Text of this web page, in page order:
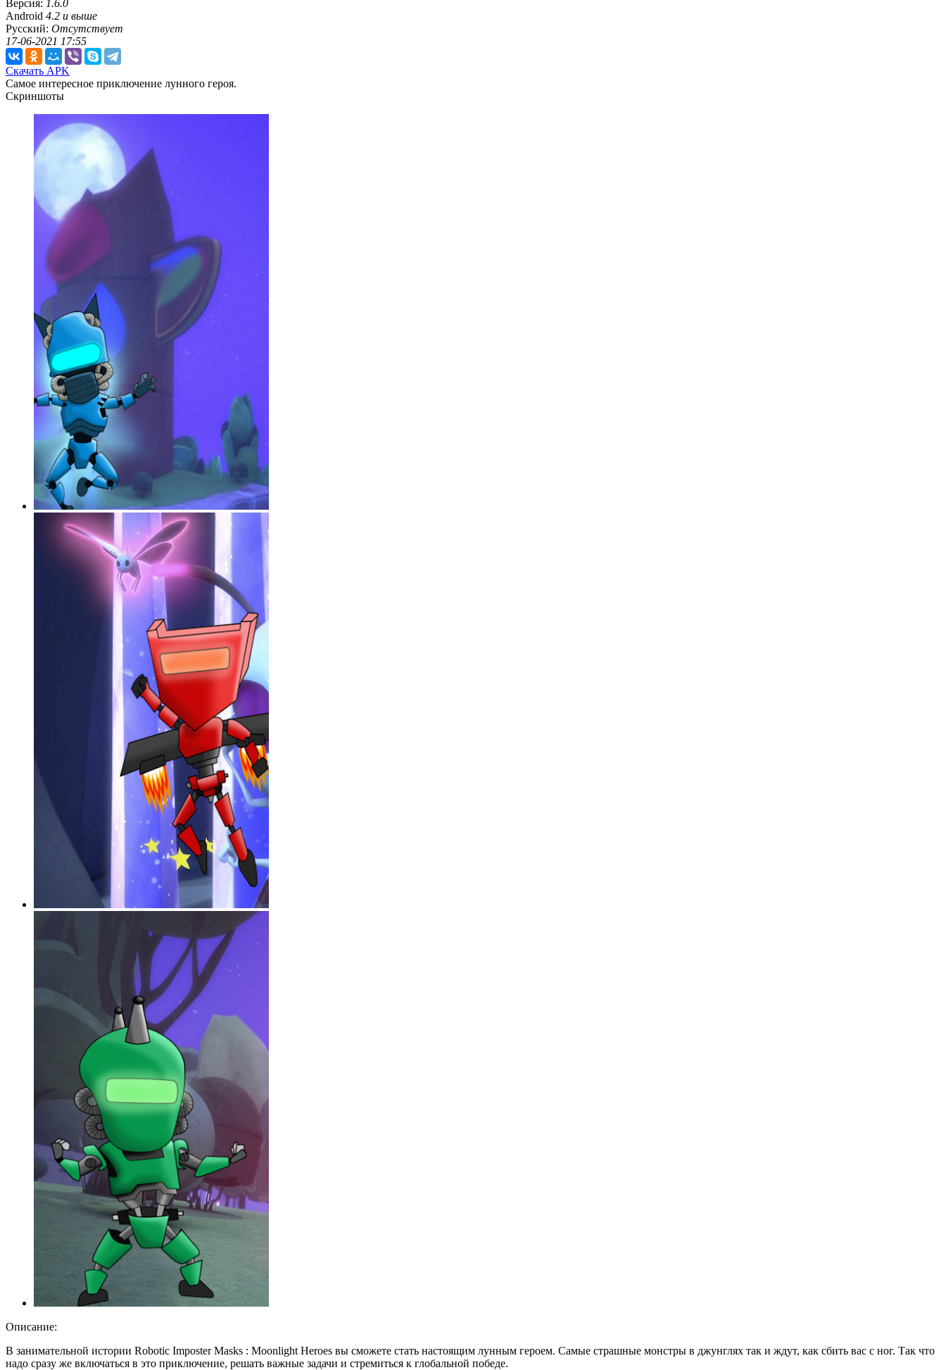
Версия: 1.6.0
Android 4.2 и выше
Русский: Отсутствует
17-06-2021 17:55
Скачать APK
Самое интересное приключение лунного героя.
Скриншоты
Описание:
В занимательной истории Robotic Imposter Masks : Moonlight Heroes вы сможете стать настоящим лунным героем. Самые страшные монстры в джунглях так и ждут, как сбить вас с ног. Так что
надо сразу же включаться в это приключение, решать важные задачи и стремиться к глобальной победе.